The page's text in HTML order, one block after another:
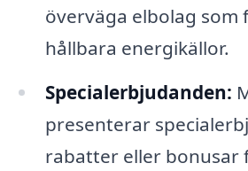
överväga elbolag som
hållbara energikällor.
Specialerbjudanden:
presenterar
rabatter eller bonusar